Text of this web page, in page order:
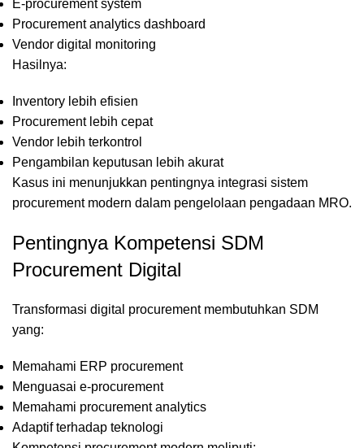
E-procurement system
Procurement analytics dashboard
Vendor digital monitoring
Hasilnya:
Inventory lebih efisien
Procurement lebih cepat
Vendor lebih terkontrol
Pengambilan keputusan lebih akurat
Kasus ini menunjukkan pentingnya integrasi sistem
procurement modern dalam pengelolaan pengadaan MRO.
Pentingnya Kompetensi SDM
Procurement Digital
Transformasi digital procurement membutuhkan SDM
yang:
Memahami ERP procurement
Menguasai e-procurement
Memahami procurement analytics
Adaptif terhadap teknologi